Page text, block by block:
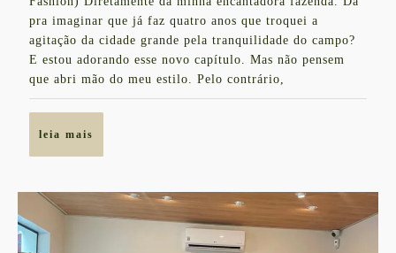
a
Victorinox
2024
pra imaginar que já faz quatro anos que troquei a
agitação da cidade grande pela tranquilidade do campo?
E estou adorando esse novo capítulo. Mas não pensem
que abri mão do meu estilo. Pelo contrário,
leia mais